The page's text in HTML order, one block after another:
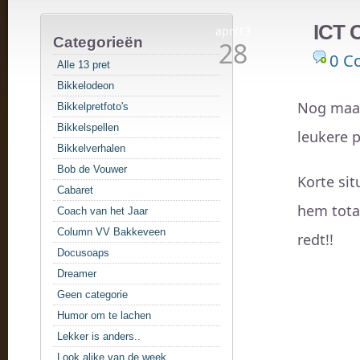
Categorieën
Alle 13 pret
Bikkelodeon
Bikkelpretfoto's
Bikkelspellen
Bikkelverhalen
Bob de Vouwer
Cabaret
Coach van het Jaar
Column VV Bakkeveen
Docusoaps
Dreamer
Geen categorie
Humor om te lachen
Lekker is anders..
Look alike van de week
apr/13
28
ICT
0
Nog
leukere
Korte
hem
redt!!